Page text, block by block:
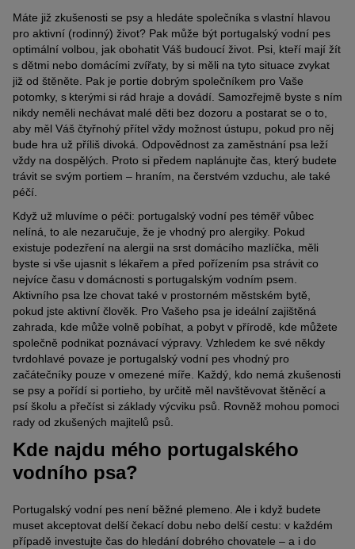
Máte již zkušenosti se psy a hledáte společníka s vlastní hlavou
pro aktivní (rodinný) život? Pak může být portugalský vodní pes
optimální volbou, jak obohatit Váš budoucí život. Psi, kteří mají žít
s dětmi nebo domácími zvířaty, by si měli na tyto situace zvykat
již od štěněte. Pak je portie dobrým společníkem pro Vaše
potomky, s kterými si rád hraje a dovádí. Samozřejmě byste s ním
nikdy neměli nechávat malé děti bez dozoru a postarat se o to,
aby měl Váš čtyřnohý přítel vždy možnost ústupu, pokud pro něj
bude hra už příliš divoká. Odpovědnost za zaměstnání psa leží
vždy na dospělých. Proto si předem naplánujte čas, který budete
trávit se svým portiem – hraním, na čerstvém vzduchu, ale také
péčí.
Když už mluvíme o péči: portugalský vodní pes téměř vůbec
nelíná, to ale nezaručuje, že je vhodný pro alergiky. Pokud
existuje podezření na alergii na srst domácího mazlíčka, měli
byste si vše ujasnit s lékařem a před pořízením psa strávit co
nejvíce času v domácnosti s portugalským vodním psem.
Aktivního psa lze chovat také v prostorném městském bytě,
pokud jste aktivní člověk. Pro Vašeho psa je ideální zajištěná
zahrada, kde může volně pobíhat, a pobyt v přírodě, kde můžete
společně podnikat poznávací výpravy. Vzhledem ke své někdy
tvrdohlavé povaze je portugalský vodní pes vhodný pro
začátečníky pouze v omezené míře. Každý, kdo nemá zkušenosti
se psy a pořídí si portieho, by určitě měl navštěvovat štěněcí a
psí školu a přečíst si základy výcviku psů. Rovněž mohou pomoci
rady od zkušených majitelů psů.
Kde najdu mého portugalského
vodního psa?
Portugalský vodní pes není běžné plemeno. Ale i když budete
muset akceptovat delší čekací dobu nebo delší cestu: v každém
případě investujte čas do hledání dobrého chovatele – a i do